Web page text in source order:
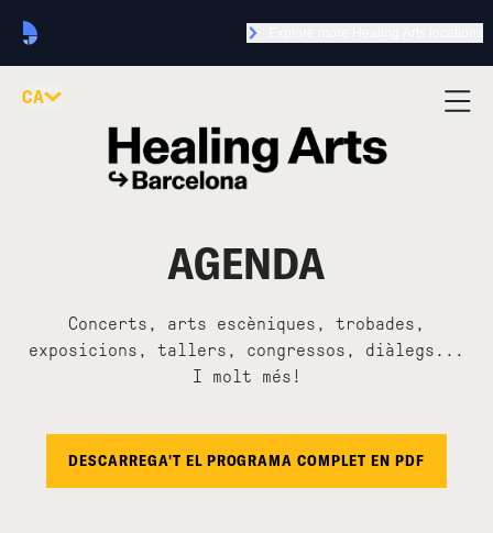
CA
AGENDA
Concerts, arts escèniques, trobades,
exposicions, tallers, congressos, diàlegs...
I molt més!
DESCARREGA'T EL PROGRAMA COMPLET EN PDF